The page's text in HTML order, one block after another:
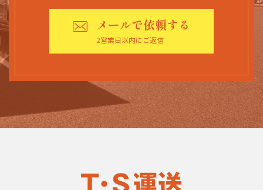
メールで依頼する
2営業日以内にご返信